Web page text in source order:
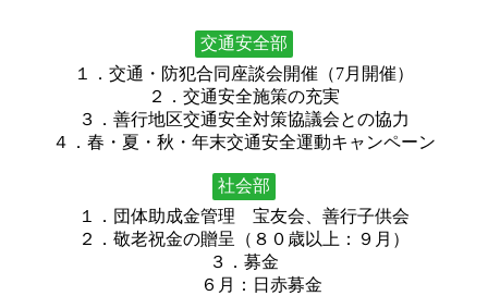
交通安全部
１．交通・防犯合同座談会開催（7月開催）
２．交通安全施策の充実
３．善行地区交通安全対策協議会との協力
４．春・夏・秋・年末交通安全運動キャンペーン
社会部
１．団体助成金管理 宝友会、善行子供会
２．敬老祝金の贈呈（８０歳以上：９月）
３．募金
６月：日赤募金